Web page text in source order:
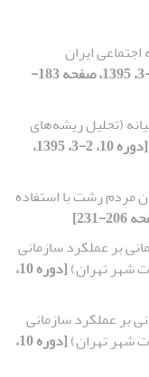
ایران
[دوره 10، 2-3، 1395، صفحه 183-
(تحلیل ریشه‌های
[دوره 10، 2-3، 1395،
مردم رشت با استفاده
بر عملکرد سازمانی
شهر تهران)
[دوره 10،
بر عملکرد سازمانی
شهر تهران)
[دوره 10،